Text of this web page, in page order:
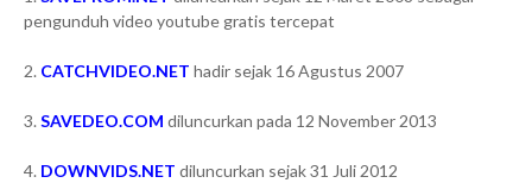
pengunduh video youtube gratis tercepat
2. CATCHVIDEO.NET hadir sejak 16 Agustus 2007
3.SAVEDEO.COM diluncurkan pada 12 November 2013
4. DOWNVIDS.NET diluncurkan sejak 31 Juli 2012